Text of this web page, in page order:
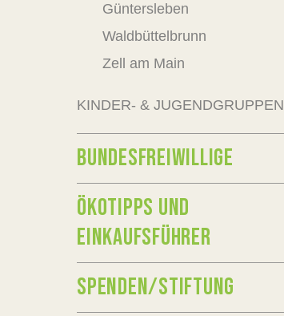
Güntersleben
Waldbüttelbrunn
Zell am Main
KINDER- & JUGENDGRUPPEN
BUNDESFREIWILLIGE
ÖKOTIPPS UND
EINKAUFSFÜHRER
SPENDEN/STIFTUNG